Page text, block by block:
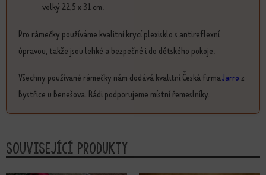
velký 22,5 x 31 cm.
Pro rámečky používáme kvalitní krycí plexisklo s antireflexní
úpravou, takže jsou lehké a bezpečné i do dětského pokoje.
Všechny používané rámečky nám dodává kvalitní Česká firmaJarroz
Bystřice u Benešova. Rádi podporujeme místní řemeslníky.
Související produkty